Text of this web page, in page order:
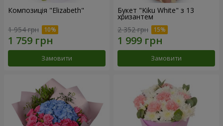
Композиція "Elizabeth"
1 954 грн
Замовити
Букет "Kiku White" з 13
хризантем
2 352 грн
Замовити